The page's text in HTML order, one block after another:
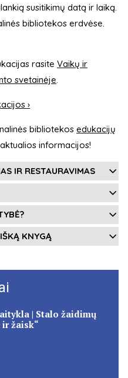
susitikimų datą ir laiką.
bibliotekos erdvėse.
rasite Vaikų ir
svetainėje
›
bibliotekos edukacijų
informacijos!
IR RESTAURAVIMAS
KNYGĄ
| Stalo žaidimų
žaisk“